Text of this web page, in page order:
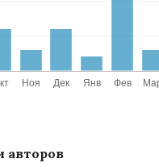
авторов